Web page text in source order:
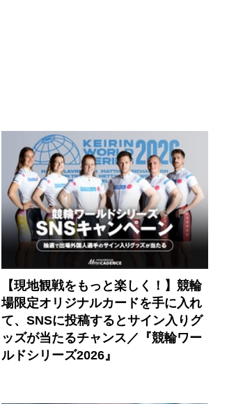
【現地観戦をもっと楽しく！】競輪
場限定オリジナルカードを手に入れ
て、SNSに投稿するとサイン入りグ
ッズが当たるチャンス／『競輪ワー
ルドシリーズ2026』